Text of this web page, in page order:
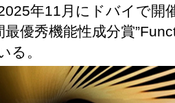
年11月にドバイで開
優秀機能性成分賞
る。